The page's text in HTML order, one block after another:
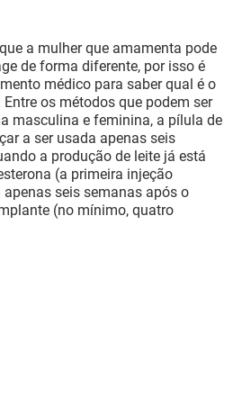
a mulher que amamenta pode
de forma diferente, por isso é
médico para saber qual é o
os métodos que podem ser
masculina e feminina, a pílula de
a ser usada apenas seis
a produção de leite já está
(a primeira injeção
seis semanas após o
(no mínimo, quatro